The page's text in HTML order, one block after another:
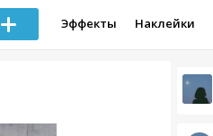
Эффекты Наклейки